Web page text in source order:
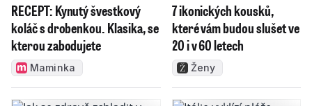
RECEPT: Kynutý švestkový
koláč s drobenkou. Klasika, se
kterou zabodujete
Maminka
7 ikonických kousků,
které vám budou slušet ve
20 i v 60 letech
Ženy